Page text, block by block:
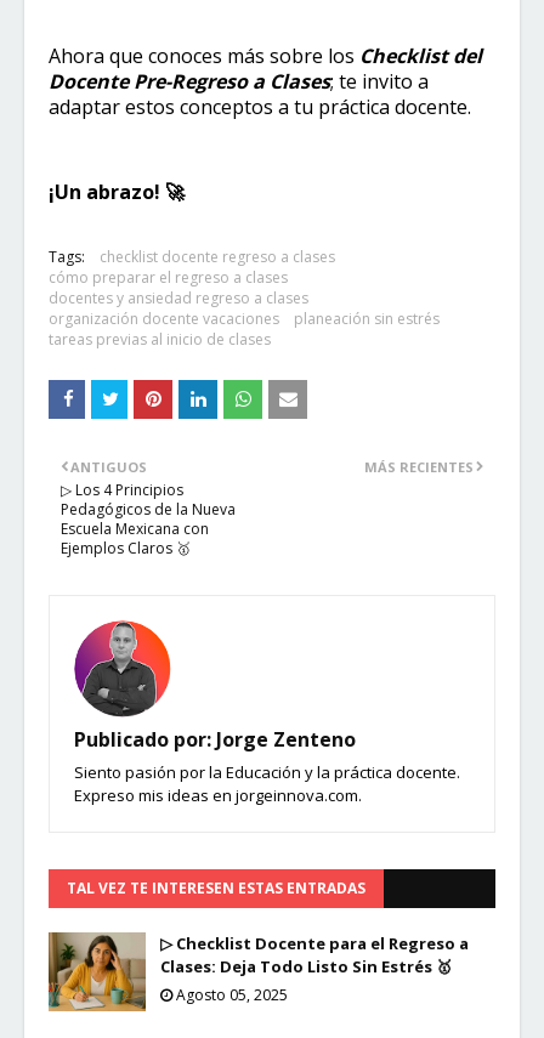
Ahora que conoces más sobre los Checklist del
Docente Pre-Regreso a Clases; te invito a
adaptar estos conceptos a tu práctica docente.
¡Un abrazo! ​🚀​
Tags:
checklist docente regreso a clases
cómo preparar el regreso a clases
docentes y ansiedad regreso a clases
organización docente vacaciones
planeación sin estrés
tareas previas al inicio de clases
MÁS RECIENTES
ANTIGUOS
▷ Los 4 Principios
Pedagógicos de la Nueva
Escuela Mexicana con
Ejemplos Claros 🥇
Publicado por: Jorge Zenteno
Siento pasión por la Educación y la práctica docente.
Expreso mis ideas en jorgeinnova.com.
TAL VEZ TE INTERESEN ESTAS ENTRADAS
▷ Checklist Docente para el Regreso a
Clases: Deja Todo Listo Sin Estrés 🥇
Agosto 05, 2025